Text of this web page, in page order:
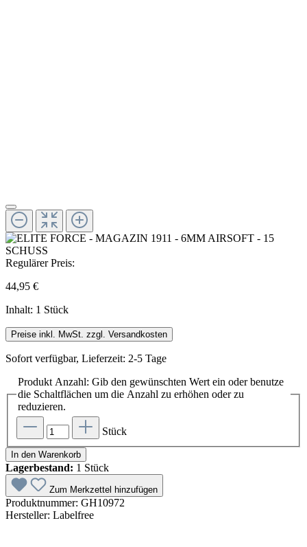
Regulärer Preis:
44,95 €
Inhalt: 1 Stück
Preise inkl. MwSt. zzgl. Versandkosten
Sofort verfügbar, Lieferzeit: 2-5 Tage
Produkt Anzahl: Gib den gewünschten Wert ein oder benutze
die Schaltflächen um die Anzahl zu erhöhen oder zu
reduzieren.
Stück
In den Warenkorb
Lagerbestand: 1 Stück
Zum Merkzettel hinzufügen
Produktnummer: GH10972
Hersteller: Labelfree